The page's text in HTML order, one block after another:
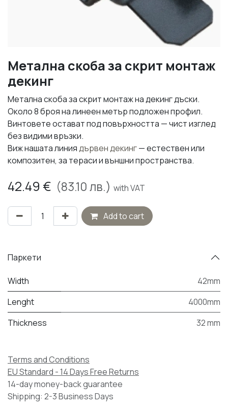
Метална скоба за скрит монтаж
декинг
Метална скоба за скрит монтаж на декинг дъски.
Около 8 броя на линеен метър подложен профил.
Винтовете остават под повърхността — чист изглед
без видими връзки.
Виж нашата линиядървен декинг— естествен или
композитен, за тераси и външни пространства.
42.49 € (83.10лв.) with VAT
Add to cart
Паркети
Width
42mm
Lenght
4000mm
Thickness
32 mm
Terms and Conditions
EU Standard - 14 Days Free Returns
14-day money-back guarantee
Shipping: 2-3 Business Days